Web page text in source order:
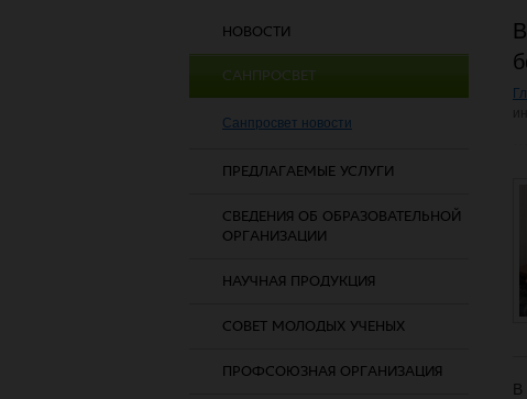
НОВОСТИ
САНПРОСВЕТ
Санпросвет новости
ПРЕДЛАГАЕМЫЕ УСЛУГИ
СВЕДЕНИЯ ОБ ОБРАЗОВАТЕЛЬНОЙ
ОРГАНИЗАЦИИ
НАУЧНАЯ ПРОДУКЦИЯ
СОВЕТ МОЛОДЫХ УЧЕНЫХ
ПРОФСОЮЗНАЯ ОРГАНИЗАЦИЯ
В